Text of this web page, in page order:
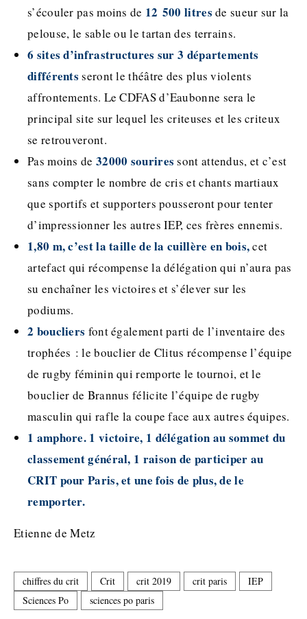
s’écouler pas moins de 12 500 litres de sueur sur la
pelouse, le sable ou le tartan des terrains.
6 sites d’infrastructures sur 3 départements
différents seront le théâtre des plus violents
affrontements. Le CDFAS d’Eaubonne sera le
principal site sur lequel les criteuses et les criteux
se retrouveront.
Pas moins de 32000 sourires sont attendus, et c’est
sans compter le nombre de cris et chants martiaux
que sportifs et supporters pousseront pour tenter
d’impressionner les autres IEP, ces frères ennemis.
1,80 m, c’est la taille de la cuillère en bois,cet
artefact qui récompense la délégation qui n’aura pas
su enchaîner les victoires et s’élever sur les
podiums.
2 boucliers font également parti de l’inventaire des
trophées : le bouclier de Clitus récompense l’équipe
de rugby féminin qui remporte le tournoi, et le
bouclier de Brannus félicite l’équipe de rugby
masculin qui rafle la coupe face aux autres équipes.
1 amphore. 1 victoire, 1 délégation au sommet du
classement général, 1 raison de participer au
CRIT pour Paris, et une fois de plus, de le
remporter.
Etienne de Metz
chiffres du crit Crit crit 2019 crit paris
IEP
Sciences Po
sciences po paris